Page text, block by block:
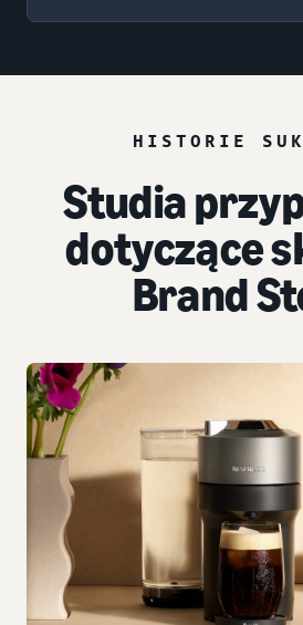
HISTORIE
Studia
dotyczące
Brand